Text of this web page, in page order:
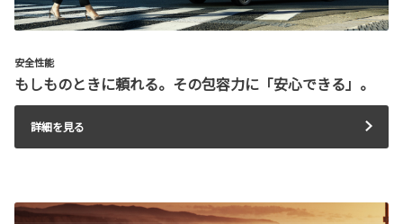
安全性能
もしものときに頼れる。その包容力に「安心できる」。
詳細を見る